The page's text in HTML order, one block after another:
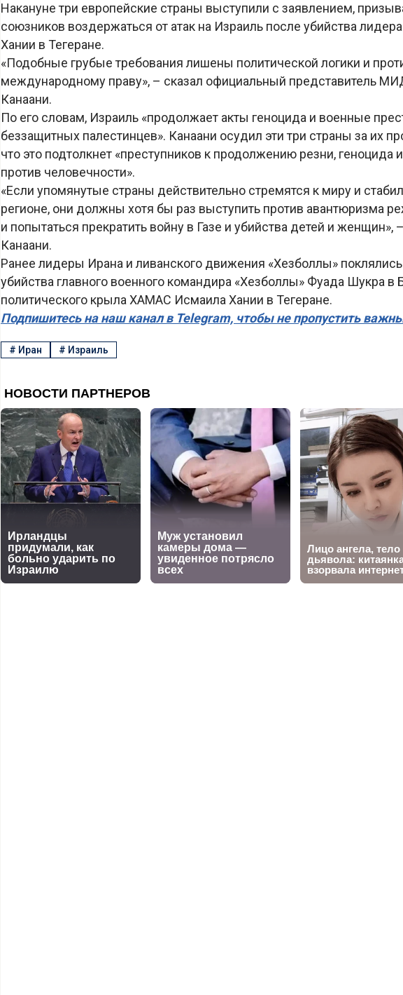
Накануне три европейские страны выступили с заявлением,
союзников воздержаться от атак на Израиль после убийства
Хании в Тегеране.
«Подобные грубые требования лишены политической логики и
международному праву», – сказал официальный представитель
Канаани.
По его словам, Израиль «продолжает акты геноцида и военные
беззащитных палестинцев». Канаани осудил эти три страны за их
что это подтолкнет «преступников к продолжению резни, геноцида
против человечности».
«Если упомянутые страны действительно стремятся к миру и
регионе, они должны хотя бы раз выступить против авантюризма
и попытаться прекратить войну в Газе и убийства детей и женщин»,
Канаани.
Ранее лидеры Ирана и ливанского движения «Хезболлы» поклялись
убийства главного военного командира «Хезболлы» Фуада Шукра в
политического крыла ХАМАС Исмаила Хании в Тегеране.
Подпишитесь на наш канал в Telegram, чтобы не пропустить
# Иран # Израиль